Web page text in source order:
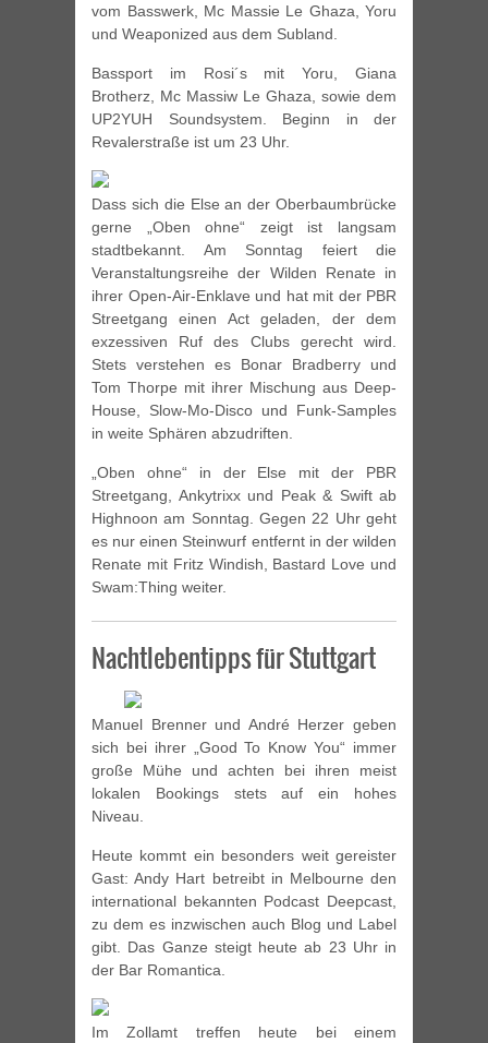
vom Basswerk, Mc Massie Le Ghaza, Yoru
und Weaponized aus dem Subland.
Bassport im Rosi´s mit Yoru, Giana
Brotherz, Mc Massiw Le Ghaza, sowie dem
UP2YUH Soundsystem. Beginn in der
Revalerstraße ist um 23 Uhr.
Dass sich die Else an der Oberbaumbrücke
gerne „Oben ohne“ zeigt ist langsam
stadtbekannt. Am Sonntag feiert die
Veranstaltungsreihe der Wilden Renate in
ihrer Open-Air-Enklave und hat mit der PBR
Streetgang einen Act geladen, der dem
exzessiven Ruf des Clubs gerecht wird.
Stets verstehen es Bonar Bradberry und
Tom Thorpe mit ihrer Mischung aus Deep-
House, Slow-Mo-Disco und Funk-Samples
in weite Sphären abzudriften.
„Oben ohne“ in der Else mit der PBR
Streetgang, Ankytrixx und Peak & Swift ab
Highnoon am Sonntag. Gegen 22 Uhr geht
es nur einen Steinwurf entfernt in der wilden
Renate mit Fritz Windish, Bastard Love und
Swam:Thing weiter.
Nachtlebentipps für Stuttgart
Manuel Brenner und André Herzer geben
sich bei ihrer „Good To Know You“ immer
große Mühe und achten bei ihren meist
lokalen Bookings stets auf ein hohes
Niveau.
Heute kommt ein besonders weit gereister
Gast: Andy Hart betreibt in Melbourne den
international bekannten Podcast Deepcast,
zu dem es inzwischen auch Blog und Label
gibt. Das Ganze steigt heute ab 23 Uhr in
der Bar Romantica.
Im Zollamt treffen heute bei einem